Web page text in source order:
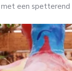
een spetterend